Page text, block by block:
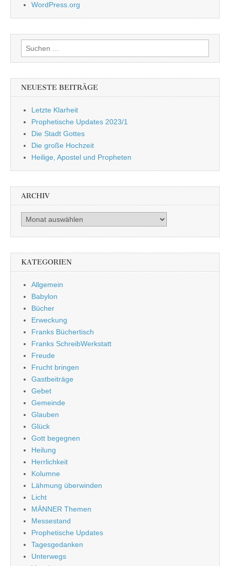
WordPress.org
Suchen
nach:
NEUESTE BEITRÄGE
Letzte Klarheit
Prophetische Updates 2023/1
Die Stadt Gottes
Die große Hochzeit
Heilige, Apostel und Propheten
ARCHIV
Archiv
KATEGORIEN
Allgemein
Babylon
Bücher
Erweckung
Franks Büchertisch
Franks SchreibWerkstatt
Freude
Frucht bringen
Gastbeiträge
Gebet
Gemeinde
Glauben
Glück
Gott begegnen
Heilung
Herrlichkeit
Kolumne
Lähmung überwinden
Licht
MÄNNER Themen
Messestand
Prophetische Updates
Tagesgedanken
Unterwegs